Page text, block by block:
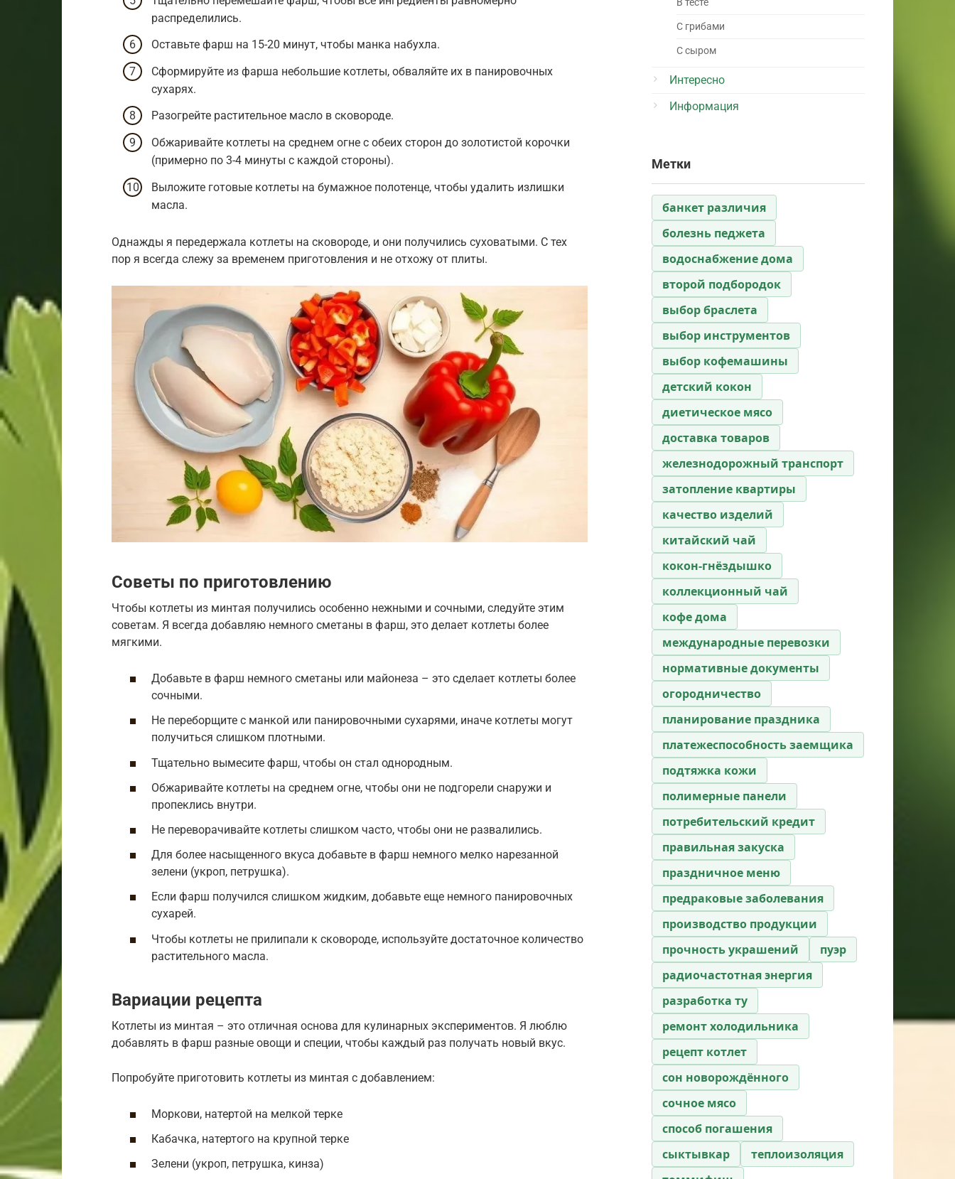
распределились.
Оставьте фарш на 15-20 минут, чтобы манка набухла.
Сформируйте из фарша небольшие котлеты, обваляйте их в панировочных
сухарях.
Разогрейте растительное масло в сковороде.
Обжаривайте котлеты на среднем огне с обеих сторон до золотистой корочки
(примерно по 3-4 минуты с каждой стороны).
Выложите готовые котлеты на бумажное полотенце, чтобы удалить излишки
масла.
Однажды я передержала котлеты на сковороде, и они получились суховатыми. С тех
пор я всегда слежу за временем приготовления и не отхожу от плиты.
Советы по приготовлению
Чтобы котлеты из минтая получились особенно нежными и сочными, следуйте этим
советам. Я всегда добавляю немного сметаны в фарш, это делает котлеты более
мягкими.
Добавьте в фарш немного сметаны или майонеза – это сделает котлеты более
сочными.
Не переборщите с манкой или панировочными сухарями, иначе котлеты могут
получиться слишком плотными.
Тщательно вымесите фарш, чтобы он стал однородным.
Обжаривайте котлеты на среднем огне, чтобы они не подгорели снаружи и
пропеклись внутри.
Не переворачивайте котлеты слишком часто, чтобы они не развалились.
Для более насыщенного вкуса добавьте в фарш немного мелко нарезанной
зелени (укроп, петрушка).
Если фарш получился слишком жидким, добавьте еще немного панировочных
сухарей.
Чтобы котлеты не прилипали к сковороде, используйте достаточное количество
растительного масла.
Вариации рецепта
Котлеты из минтая – это отличная основа для кулинарных экспериментов. Я люблю
добавлять в фарш разные овощи и специи, чтобы каждый раз получать новый вкус.
Попробуйте приготовить котлеты из минтая с добавлением:
Моркови, натертой на мелкой терке
Кабачка, натертого на крупной терке
Зелени (укроп, петрушка, кинза)
В тесте
С грибами
С сыром
Интересно
Информация
Метки
банкет различия
болезнь педжета
водоснабжение дома
второй подбородок
выбор браслета
выбор инструментов
выбор кофемашины
детский кокон
диетическое мясо
доставка товаров
железнодорожный транспорт
затопление квартиры
качество изделий
китайский чай
кокон-гнёздышко
коллекционный чай
кофе дома
международные перевозки
нормативные документы
огородничество
планирование праздника
платежеспособность заемщика
подтяжка кожи
полимерные панели
потребительский кредит
правильная закуска
праздничное меню
предраковые заболевания
производство продукции
прочность украшений
пуэр
радиочастотная энергия
разработка ту
ремонт холодильника
рецепт котлет
сон новорождённого
сочное мясо
способ погашения
сыктывкар
теплоизоляция